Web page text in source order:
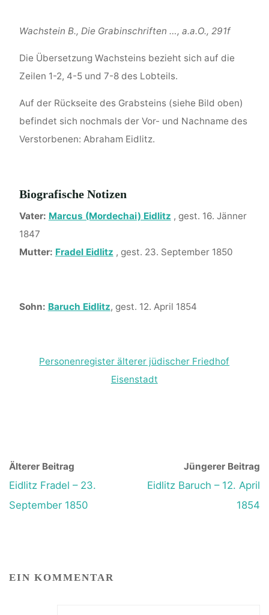
Wachstein B., Die Grabinschriften …, a.a.O., 291f
Die Übersetzung Wachsteins bezieht sich auf die
Zeilen 1-2, 4-5 und 7-8 des Lobteils.
Auf der Rückseite des Grabsteins (siehe Bild oben)
befindet sich nochmals der Vor- und Nachname des
Verstorbenen: Abraham Eidlitz.
Biografische Notizen
Vater: Marcus (Mordechai) Eidlitz , gest. 16. Jänner
1847
Mutter: Fradel Eidlitz , gest. 23. September 1850
Sohn: Baruch Eidlitz, gest. 12. April 1854
Personenregister älterer jüdischer Friedhof
Eisenstadt
Älterer Beitrag
Eidlitz Fradel – 23.
September 1850
Jüngerer Beitrag
Eidlitz Baruch – 12. April
1854
EIN KOMMENTAR